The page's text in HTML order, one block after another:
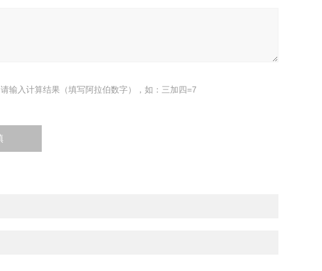
请输入计算结果（填写阿拉伯数字），如：三加四=7